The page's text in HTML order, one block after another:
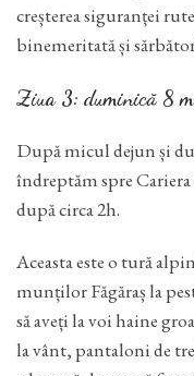
creșterea siguranței
binemeritată și
Ziua 3: duminică 8
După micul dejun și
îndreptăm spre
după circa 2h.
Aceasta este o tură
munților Făgăraș la
să aveți la voi haine
la vânt, pantaloni de